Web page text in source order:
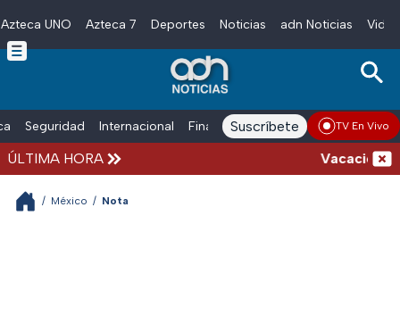
Skip to main content
Azteca UNO Azteca 7 Deportes Noticias adn Noticias
Seguridad Internacional Finanzas adn Noticias Radio
Suscríbete TV En Vivo
ÚLTIMA HORA Vacaciones
/ México / Nota